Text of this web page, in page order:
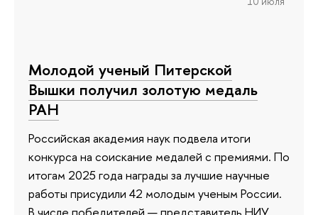
Молодой ученый Питерской
Вышки получил золотую медаль
РАН
Российская академия наук подвела итоги
конкурса на соискание медалей с премиями. По
итогам 2025 года награды за лучшие научные
работы присудили 42 молодым ученым России.
В числе победителей — представитель НИУ